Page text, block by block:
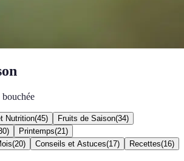
Nutrition(45) Fruits de Saison(34)
) Printemps(21 )
(20) Conseils et Astuces(17) Recettes(16)